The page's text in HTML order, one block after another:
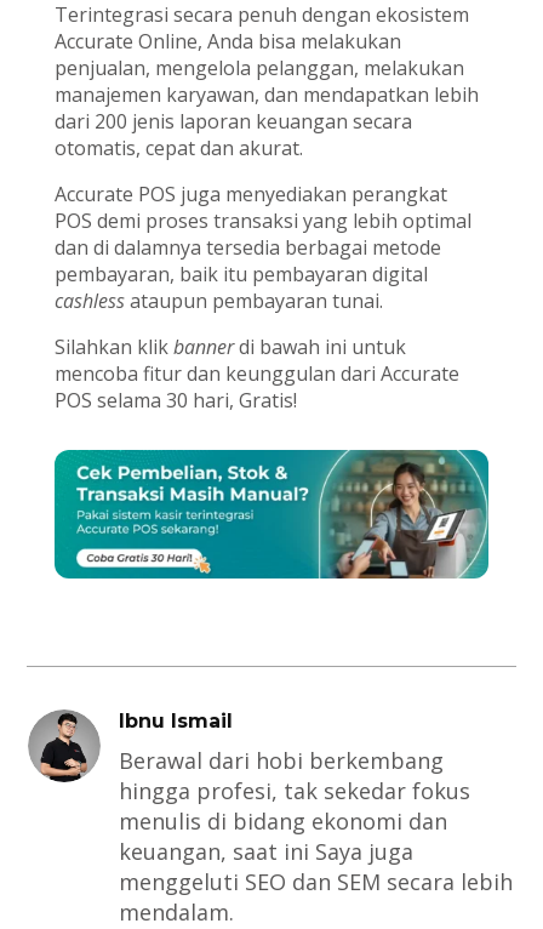
Terintegrasi secara penuh dengan ekosistem
Accurate Online, Anda bisa melakukan
penjualan, mengelola pelanggan, melakukan
manajemen karyawan, dan mendapatkan lebih
dari 200 jenis laporan keuangan secara
otomatis, cepat dan akurat.
Accurate POS juga menyediakan perangkat
POS demi proses transaksi yang lebih optimal
dan di dalamnya tersedia berbagai metode
pembayaran, baik itu pembayaran digital
cashlessataupun pembayaran tunai.
Silahkan klikbannerdi bawah ini untuk
mencoba fitur dan keunggulan dari Accurate
POS selama 30 hari, Gratis!
Ibnu Ismail
Berawal dari hobi berkembang
hingga profesi, tak sekedar fokus
menulis di bidang ekonomi dan
keuangan, saat ini Saya juga
menggeluti SEO dan SEM secara lebih
mendalam.